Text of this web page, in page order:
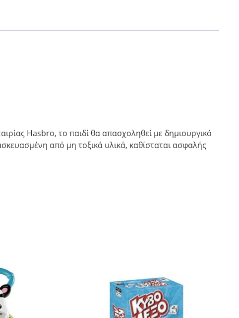
Hasbro, το παιδί θα απασχοληθεί με δημιουργικό
από μη τοξικά υλικά, καθίσταται ασφαλής